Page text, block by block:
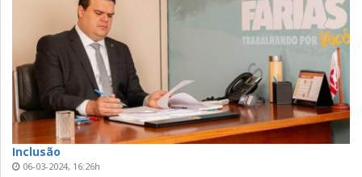
Inclusão
06-03-2024, 16:26h